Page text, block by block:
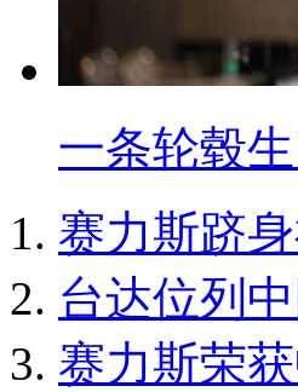
一条轮毂
赛力斯跻
台达位列
赛力斯荣